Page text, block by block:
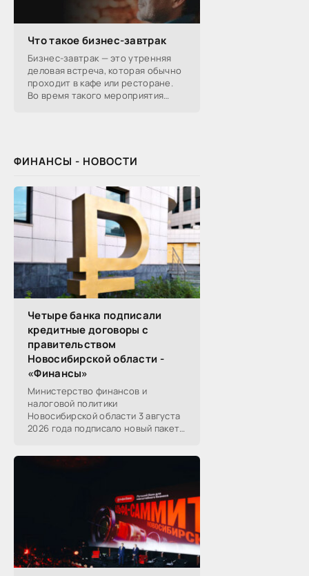
Что такое бизнес-завтрак
Бизнес-завтрак — это утренняя
деловая встреча, которая обычно
проходит в кафе или ресторане.
Во время такого мероприятия
ФИНАНСЫ - НОВОСТИ
Четыре банка подписали
кредитные договоры с
правительством
Новосибирской области -
«Финансы»
Министерство финансов и
налоговой политики
Новосибирской области 3 августа
2026 года подписало новый пакет
предоставлению кредитов в
форме возобновляемой...